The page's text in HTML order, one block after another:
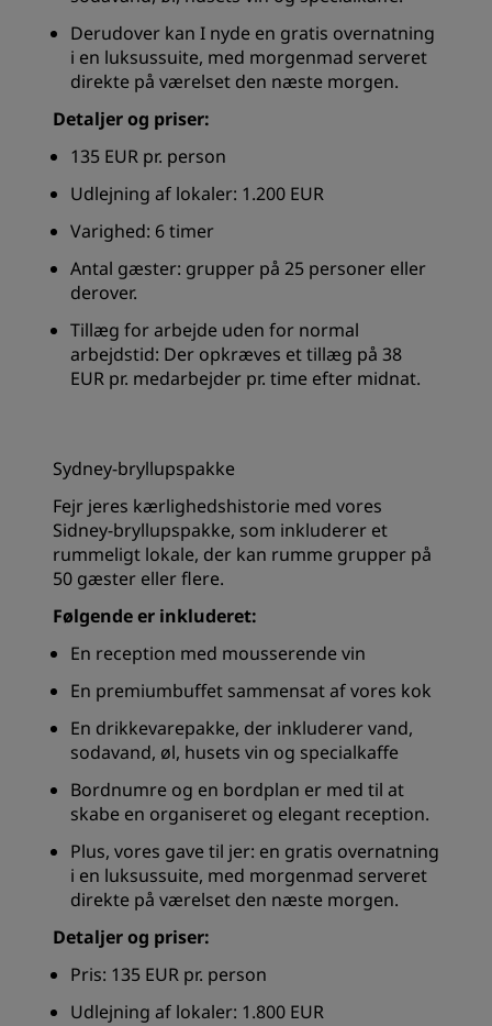
Derudover kan I nyde en gratis overnatning
i en luksussuite, med morgenmad serveret
direkte på værelset den næste morgen.
Detaljer og priser:
135 EUR pr. person
Udlejning af lokaler: 1.200 EUR
Varighed: 6 timer
Antal gæster: grupper på 25 personer eller
derover.
Tillæg for arbejde uden for normal
arbejdstid: Der opkræves et tillæg på 38
EUR pr. medarbejder pr. time efter midnat.
Sydney-bryllupspakke
Fejr jeres kærlighedshistorie med vores
Sidney-bryllupspakke, som inkluderer et
rummeligt lokale, der kan rumme grupper på
50 gæster eller flere.
Følgende er inkluderet:
En reception med mousserende vin
En premiumbuffet sammensat af vores kok
En drikkevarepakke, der inkluderer vand,
sodavand, øl, husets vin og specialkaffe
Bordnumre og en bordplan er med til at
skabe en organiseret og elegant reception.
Plus, vores gave til jer: en gratis overnatning
i en luksussuite, med morgenmad serveret
direkte på værelset den næste morgen.
Detaljer og priser:
Pris: 135 EUR pr. person
Udlejning af lokaler: 1.800 EUR